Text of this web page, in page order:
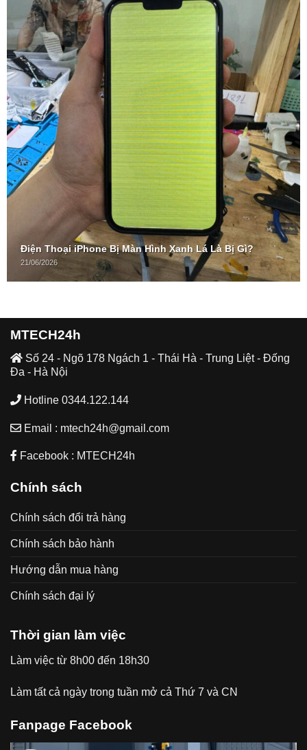
Điện Thoại iPhone Bị Màn Hình Xanh Lá Là Bị Gì?
21/06/2026
MTECH24h
Số 24 - Ngõ 178 Ngách 1 - Thái Hà - Trung Liệt - Đống
Đa - Hà Nội
Hotline 0344.122.144
Email : mtech24h@gmail.com
Facebook : MTECH24h
Chính sách
Chính sách đổi trả hàng
Chính sách bảo hành
Hướng dẫn mua hàng
Chính sách đại lý
Thời gian làm việc
Làm việc từ 8h00 đến 18h30
Làm tất cả ngày trong tuần mở cả Thứ 7 và CN
Fanpage Facebook